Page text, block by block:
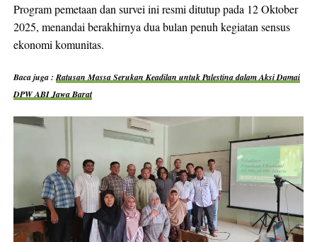
Program pemetaan dan survei ini resmi ditutup pada 12 Oktober
2025, menandai berakhirnya dua bulan penuh kegiatan sensus
ekonomi komunitas.
Baca juga :Ratusan Massa Serukan Keadilan untuk Palestina dalam Aksi Damai
DPW ABI Jawa Barat